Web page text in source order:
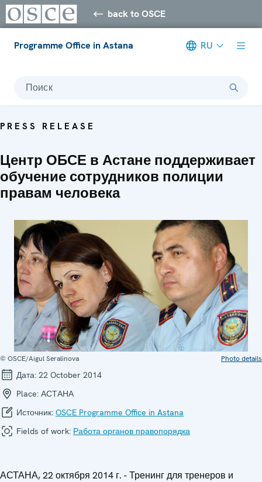
back to OSCE
Programme Office in Astana RU
Поиск
PRESS RELEASE
Центр ОБСЕ в Астане поддерживает
обучение сотрудников полиции
правам человека
© OSCE/Aigul Seralinova Photo details
Дата: 22 October 2014
Place: АСТАНА
Источник: OSCE Programme Office in Astana
Fields of work: Работа органов правопорядка
АСТАНА, 22 октября 2014 г. - Тренинг для тренеров и